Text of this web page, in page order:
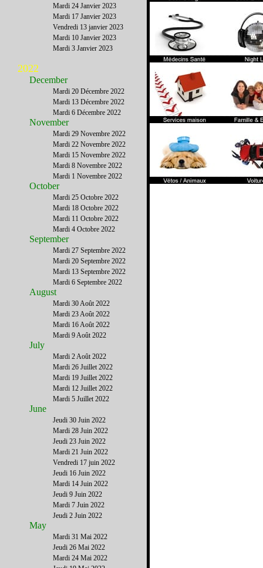
Mardi 24 Janvier 2023
Mardi 17 Janvier 2023
Vendredi 13 janvier 2023
Mardi 10 Janvier 2023
Mardi 3 Janvier 2023
2022
December
Mardi 20 Décembre 2022
Mardi 13 Décembre 2022
Mardi 6 Décembre 2022
November
Mardi 29 Novembre 2022
Mardi 22 Novembre 2022
Mardi 15 Novembre 2022
Mardi 8 Novembre 2022
Mardi 1 Novembre 2022
October
Mardi 25 Octobre 2022
Mardi 18 Octobre 2022
Mardi 11 Octobre 2022
Mardi 4 Octobre 2022
September
Mardi 27 Septembre 2022
Mardi 20 Septembre 2022
Mardi 13 Septembre 2022
Mardi 6 Septembre 2022
August
Mardi 30 Août 2022
Mardi 23 Août 2022
Mardi 16 Août 2022
Mardi 9 Août 2022
July
Mardi 2 Août 2022
Mardi 26 Juillet 2022
Mardi 19 Juillet 2022
Mardi 12 Juillet 2022
Mardi 5 Juillet 2022
June
Jeudi 30 Juin 2022
Mardi 28 Juin 2022
Jeudi 23 Juin 2022
Mardi 21 Juin 2022
Vendredi 17 juin 2022
Jeudi 16 Juin 2022
Mardi 14 Juin 2022
Jeudi 9 Juin 2022
Mardi 7 Juin 2022
Jeudi 2 Juin 2022
May
Mardi 31 Mai 2022
Jeudi 26 Mai 2022
Mardi 24 Mai 2022